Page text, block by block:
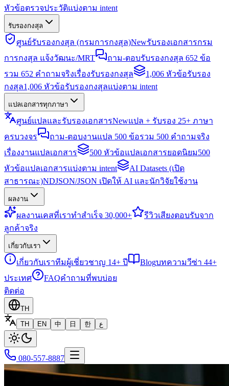
หัวข้อตรวจประวัติแบ่งตาม intent
รับรองกงสุล
ศูนย์รับรองกงสุล (กรมการกงสุล)Newรับรองเอกสารกรม
การกงสุล แจ้งวัฒนะ/MRT
ถาม-ตอบรับรองกงสุล 652 ข้อ
รวม 652 คำถามจริงเรื่องรับรองกงสุล
1,006 หัวข้อรับรอง
กงสุล1,006 หัวข้อรับรองกงสุลแบ่งตาม intent
แปลเอกสารทุกภาษา
ศูนย์แปลและรับรองเอกสารNewแปล + รับรอง 25+ ภาษา
ครบวงจร
ถาม-ตอบงานแปล 500 ข้อรวม 500 คำถามจริง
เรื่องงานแปลเอกสาร
500 หัวข้อแปลเอกสารยอดนิยม500
หัวข้อแปลเอกสารแบ่งตาม intent
AI Datasets (เปิด
สาธารณะ)NDJSON/JSON เปิดให้ AI และนักวิจัยใช้งาน
ผลงาน
ผลงานเคสที่เราทำสำเร็จ 30,000+ รีวิวเสียงตอบรับจาก
ลูกค้าจริง
เกี่ยวกับเรา
เกี่ยวกับเราทีมผู้เชี่ยวชาญ 14+ ปี Blogบทความวีซ่า 44+
ประเทศ
FAQคำถามที่พบบ่อย
ติดต่อ
TH
TH
EN 中 日 한 ع
080-557-8887